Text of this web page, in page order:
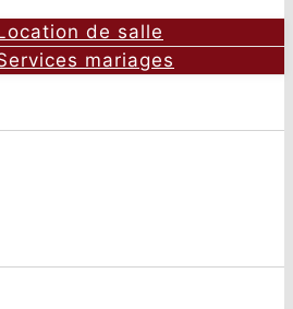
de salle
mariages